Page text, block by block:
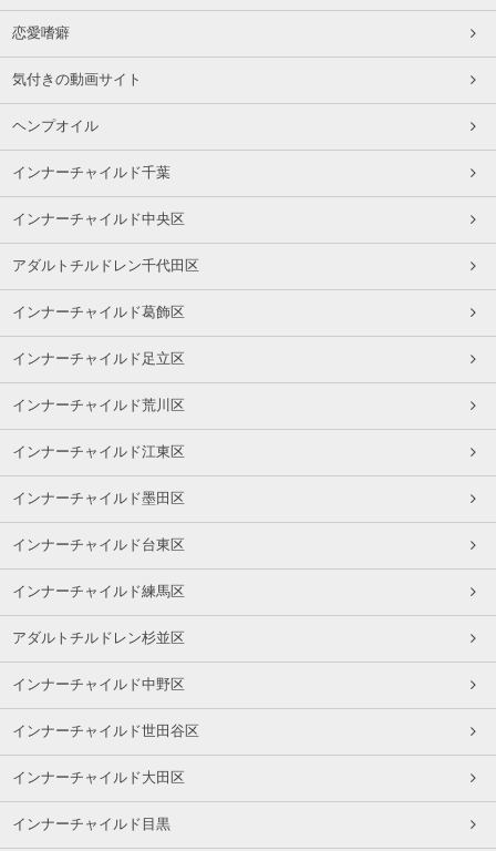
恋愛嗜癖
気付きの動画サイト
ヘンプオイル
インナーチャイルド千葉
インナーチャイルド中央区
アダルトチルドレン千代田区
インナーチャイルド葛飾区
インナーチャイルド足立区
インナーチャイルド荒川区
インナーチャイルド江東区
インナーチャイルド墨田区
インナーチャイルド台東区
インナーチャイルド練馬区
アダルトチルドレン杉並区
インナーチャイルド中野区
インナーチャイルド世田谷区
インナーチャイルド大田区
インナーチャイルド目黒